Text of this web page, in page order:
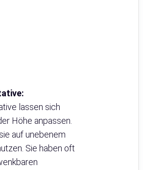
lassen sich
Höhe anpassen.
auf unebenem
Sie haben oft